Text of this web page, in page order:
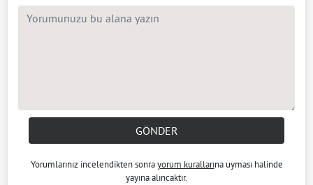
GÖNDER
Yorumlarınız incelendikten sonrayorum kurallarına uyması halinde
yayına alıncaktır.